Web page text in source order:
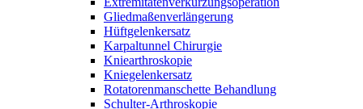
Gliedmaßenverlängerung
Hüftgelenkersatz
Karpaltunnel Chirurgie
Kniearthroskopie
Kniegelenkersatz
Rotatorenmanschette Behandlung
Schulter-Arthroskopie